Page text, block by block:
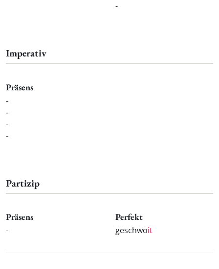
-
Imperativ
Präsens
-
-
-
-
Partizip
Präsens
-
Perfekt
geschwoit